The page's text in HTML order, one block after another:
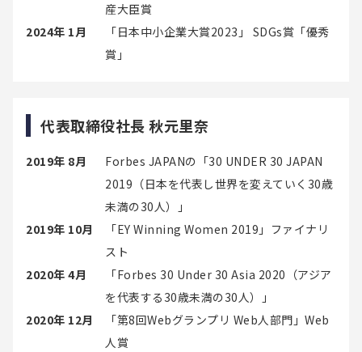
産大臣賞
2024年 1月
「日本中小企業大賞2023」 SDGs賞「優秀
賞」
代表取締役社長 秋元里奈
2019年 8月
Forbes JAPANの「30 UNDER 30 JAPAN
2019（日本を代表し世界を変えていく30歳
未満の30人）」
2019年 10月
「EY Winning Women 2019」ファイナリ
スト
2020年 4月
「Forbes 30 Under 30 Asia 2020（アジア
を代表する30歳未満の30人）」
2020年 12月
「第8回Webグランプリ Web人部門」Web
人賞